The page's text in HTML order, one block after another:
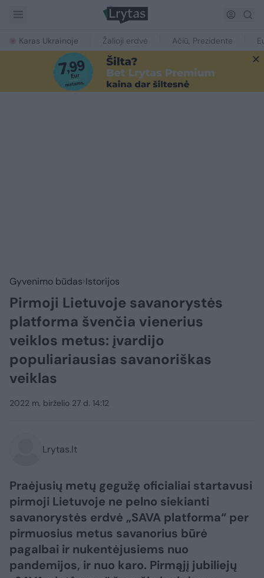
Karas Ukrainoje Žalioji erdvė Ačiū, Prezidente
Gyvenimo būdas Istorijos
Pirmoji Lietuvoje savanorystės
platforma švenčia vienerius
veiklos metus: įvardijo
populiariausias savanoriškas
veiklas
2022 m. birželio 27 d. 14:12
Lrytas.lt
Praėjusių metų gegužę oficialiai startavusi
pirmoji Lietuvoje ne pelno siekianti
savanorystės erdvė „SAVA platforma“ per
pirmuosius metus savanorius būrė
pagalbai ir nukentėjusiems nuo
pandemijos, ir nuo karo. Pirmąjį jubiliejų